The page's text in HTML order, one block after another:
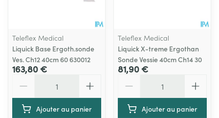
Teleflex Medical
Liquick Base Ergoth.sonde
Ves. Ch12 40cm 60 630012
163,80 €
Ajouter au panier
Teleflex Medical
Liquick X-treme Ergothan
Sonde Vessie 40cm Ch14 30
81,90 €
Ajouter au panier